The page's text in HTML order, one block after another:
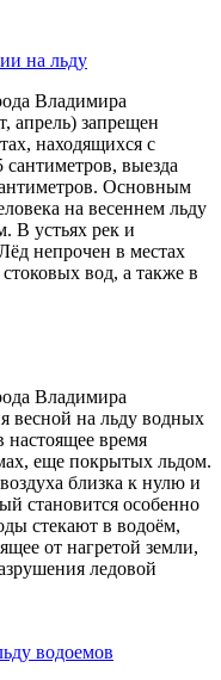
на льду
Владимира
апрель) запрещен
находящихся с
выезда
Основным
на весеннем льду
В устьях рек и
непрочен в местах
вод, а также в
Владимира
весной на льду водных
время
еще покрытых льдом.
близка к нулю и
становится особенно
стекают в водоём,
от нагретой земли,
ледовой
водоемов